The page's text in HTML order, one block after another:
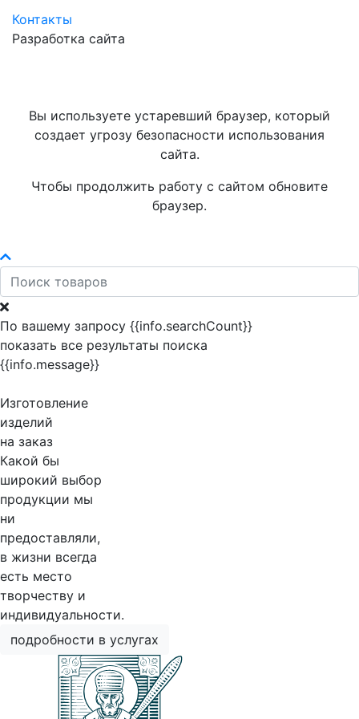
Контакты
Разработка сайта
Вы используете устаревший браузер, который
создает угрозу безопасности использования
сайта.
Чтобы продолжить работу с сайтом обновите
браузер.
По вашему запросу {{info.searchCount}}
показать все результаты поиска
{{info.message}}
Изготовление
изделий
на заказ
Какой бы
широкий выбор
продукции мы
ни
предоставляли,
в жизни всегда
есть место
творчеству и
индивидуальности.
подробности в услугах